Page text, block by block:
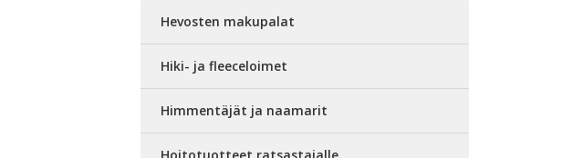
Hevosten makupalat
Hiki- ja fleeceloimet
Himmentäjät ja naamarit